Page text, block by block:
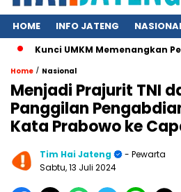
HOME INFO JATENG
UMKM Memenangkan Perhatian
Home / Nasional
Menjadi Prajurit TNI
Panggilan
Kata Prabowo ke
Tim Hai Jateng
- Pewarta
Sabtu, 13 Juli 2024